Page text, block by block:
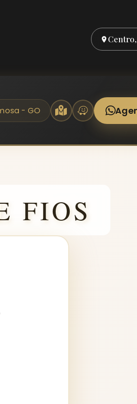
- GO
FIOS